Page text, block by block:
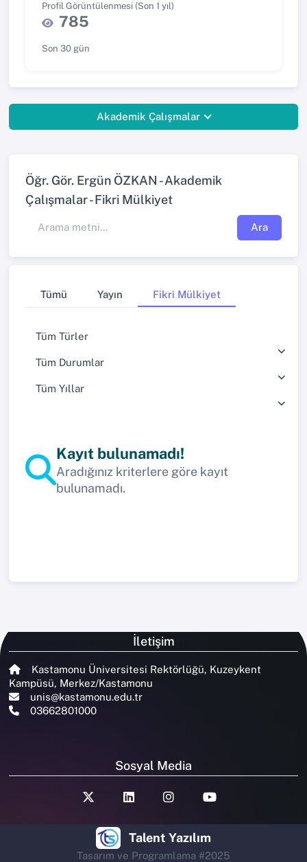
Profil Görüntülenmesi (Son 1 yıl)
785
Son 30 gün
Akademik Çalışmalar
Öğr. Gör. Ergün ÖZKAN - Akademik
Çalışmalar - Fikri Mülkiyet
Ara
Tümü Yayın Fikri Mülkiyet
Tüm Türler
Tüm Durumlar
Tüm Yıllar
Kayıt bulunamadı!
Aradığınız kriterlere göre kayıt
bulunamadı.
İletişim
Kastamonu Üniversitesi Rektörlüğü, Kuzeykent
Kampüsü, Merkez/Kastamonu
unis@kastamonu.edu.tr
03662801000
Sosyal Media
Talent Yazılım
Tasarım ve Programlama #2025